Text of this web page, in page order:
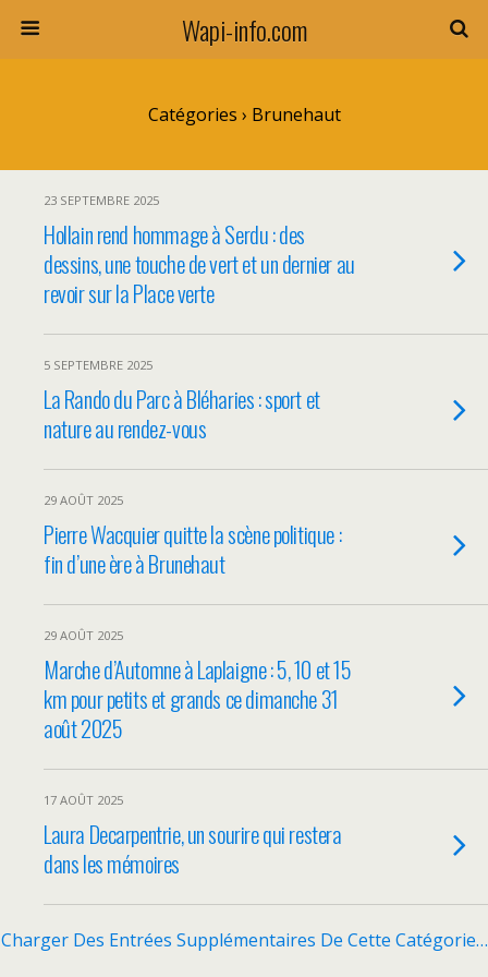
Wapi-info.com
Catégories › Brunehaut
23 SEPTEMBRE 2025
Hollain rend hommage à Serdu : des
dessins, une touche de vert et un dernier au
revoir sur la Place verte
5 SEPTEMBRE 2025
La Rando du Parc à Bléharies : sport et
nature au rendez-vous
29 AOÛT 2025
Pierre Wacquier quitte la scène politique :
fin d’une ère à Brunehaut
29 AOÛT 2025
Marche d’Automne à Laplaigne : 5, 10 et 15
km pour petits et grands ce dimanche 31
août 2025
17 AOÛT 2025
Laura Decarpentrie, un sourire qui restera
dans les mémoires
Charger Des Entrées Supplémentaires De Cette Catégorie…